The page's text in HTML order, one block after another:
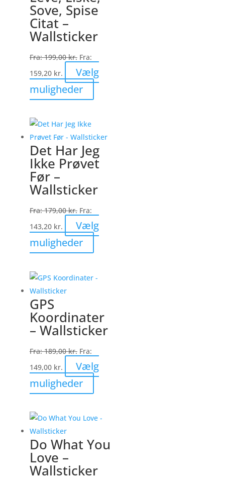
kan
på
Sove, Spise
Citat –
Wallsticker
Fra:199,00kr. Fra:
159,20 kr.
Vælg
muligheder
vare
varianter.
Mulighederne
kan
på
Det Har Jeg
Ikke Prøvet
Før –
Wallsticker
Fra:179,00kr. Fra:
143,20 kr.
Vælg
muligheder
vare
flere
kan
vælges
varesiden
GPS
Koordinater
– Wallsticker
Fra:189,00kr. Fra:
149,00 kr.
Vælg
muligheder
vare
flere
Mulighederne
vælges
Do What You
Love –
Wallsticker